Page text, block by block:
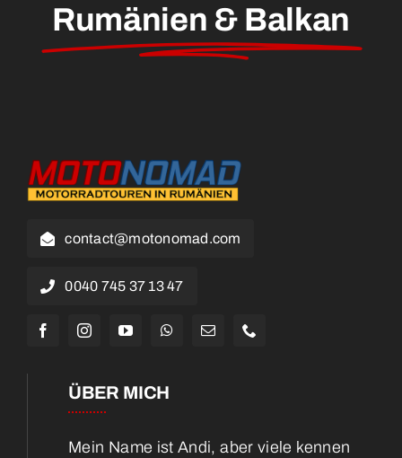
Rumänien & Balkan
contact@motonomad.com
0040 745 37 13 47
ÜBER MICH
Mein Name ist Andi, aber viele kennen